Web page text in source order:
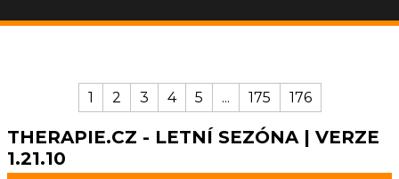
1 2 3 4 5 ... 175 176
THERAPIE.CZ - LETNÍ SEZÓNA | VERZE
1.21.10